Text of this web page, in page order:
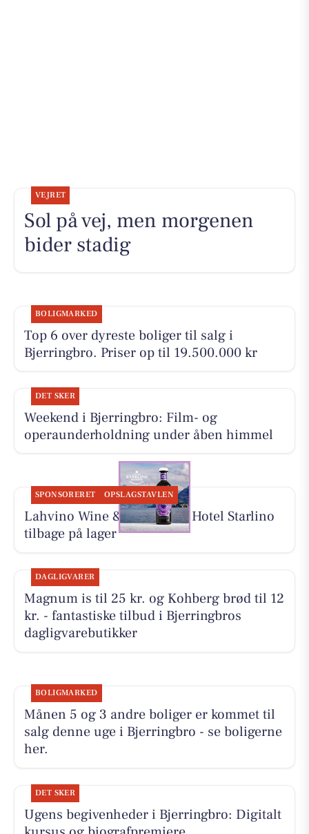
VEJRET
Sol på vej, men morgenen
bider stadig
BOLIGMARKED
Top 6 over dyreste boliger til salg i
Bjerringbro. Priser op til 19.500.000 kr
DET SKER
Weekend i Bjerringbro: Film- og
operaunderholdning under åben himmel
SPONSORERET OPSLAGSTAVLEN
Lahvino Wine & Spirits har Hotel Starlino
tilbage på lager
DAGLIGVARER
Magnum is til 25 kr. og Kohberg brød til 12
kr. - fantastiske tilbud i Bjerringbros
dagligvarebutikker
BOLIGMARKED
Månen 5 og 3 andre boliger er kommet til
salg denne uge i Bjerringbro - se boligerne
her.
DET SKER
Ugens begivenheder i Bjerringbro: Digitalt